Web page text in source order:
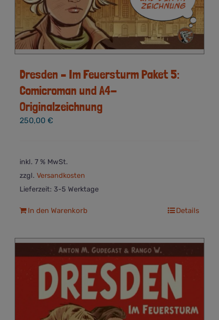
Dresden – Im Feuersturm Paket 5:
Comicroman und A4-
Originalzeichnung
250,00 €
inkl. 7 % MwSt.
zzgl. Versandkosten
Lieferzeit: 3-5 Werktage
In den Warenkorb Details